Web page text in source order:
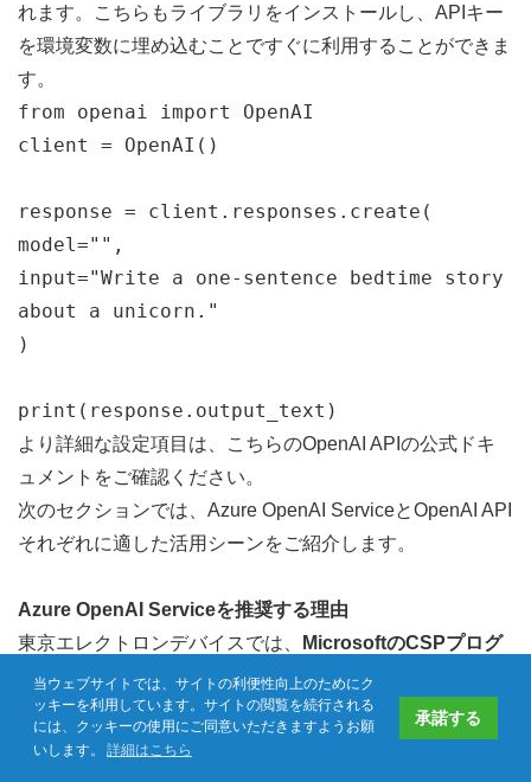
れます。こちらもライブラリをインストールし、APIキー
を環境変数に埋め込むことですぐに利用することができま
す。
from openai import
OpenAI
client = OpenAI ( )
response = client . responses . create (
model="" ,
input="Write a one-sentence bedtime story
about a unicorn."
)
print ( response . output_text )
より詳細な設定項目は、 こちらのOpenAI APIの公式ドキ
ュメントをご確認ください。
次のセクションでは、Azure OpenAI ServiceとOpenAI API
それぞれに適した活用シーンをご紹介します。
Azure OpenAI Serviceを推奨する理由
東京エレクトロンデバイスでは、
MicrosoftのCSPプログ
ラムにおいてクラウドディストリビューターとして認定さ
れている立場から、法人のお客様に対して
Azure OpenAI
Serviceの導入を推奨しています。
よくある質問 お問い合わせ
当ウェブサイトでは、サイトの利便性向上のためにク
ッキーを利用しています。サイトの閲覧を続行される
には、クッキーの使用にご同意いただきますようお願
いします。
詳細はこちら
承諾する